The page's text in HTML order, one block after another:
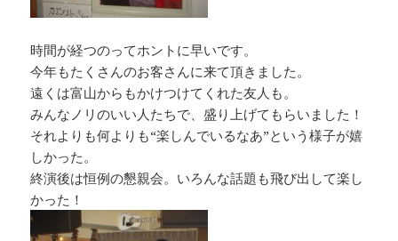
時間が経つのってホントに早いです。
今年もたくさんのお客さんに来て頂きました。
遠くは富山からもかけつけてくれた友人も。
みんなノリのいい人たちで、盛り上げてもらいました！
それよりも何よりも“楽しんでいるなあ”という様子が嬉
しかった。
終演後は恒例の懇親会。いろんな話題も飛び出して楽し
かった！